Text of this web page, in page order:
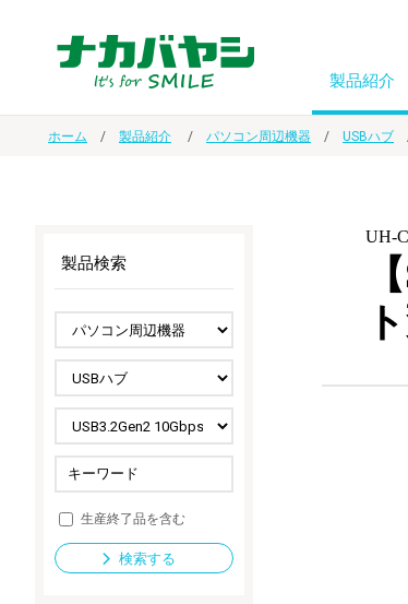
製品紹介
スマートフォン・
タブレット関連
防災・
セキュリティ用品
法人向け製品
オーダー手帳・ノベルティ制作
ドキュメントスキャニングサービス
導入事例
IR情報
サステナビリティ
ホーム 製品紹介 パソコン周辺機器 USBハブ
UH-
製品検索
生産終了品を含む
検索する